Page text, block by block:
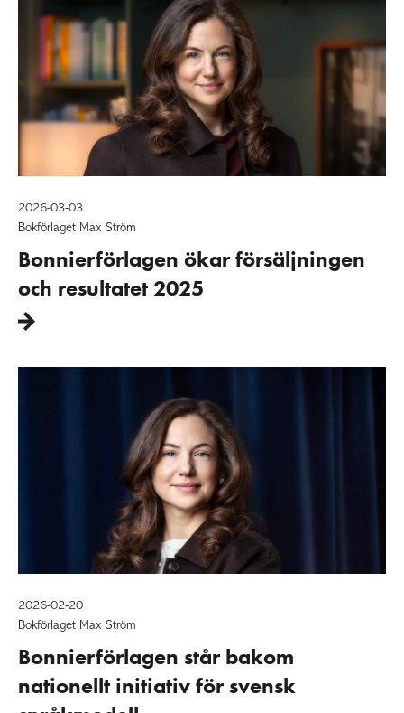
2026-03-03
Bokförlaget Max Ström
Bonnierförlagen ökar försäljningen
och resultatet 2025
2026-02-20
Bokförlaget Max Ström
Bonnierförlagen står bakom
nationellt initiativ för svensk